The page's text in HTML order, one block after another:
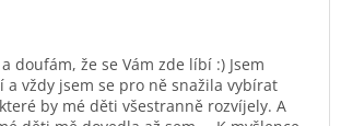
doufám, že se Vám zde líbí :) Jsem
a vždy jsem se pro ně snažila vybírat
by mé děti všestranně rozvíjely. A